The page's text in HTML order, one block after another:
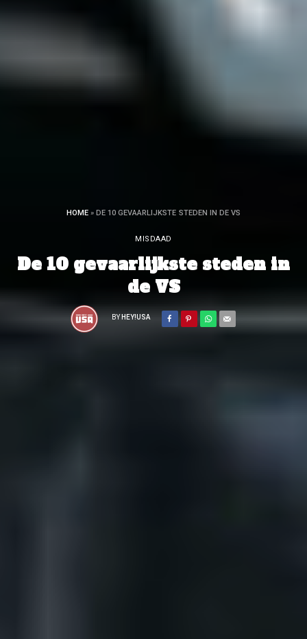
HOME » DE 10 GEVAARLIJKSTE STEDEN IN DE VS
MISDAAD
De 10 gevaarlijkste steden in
de VS
BY HEY!USA